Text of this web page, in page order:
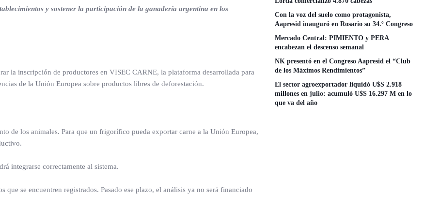
y sostener la participación de la ganadería argentina en los
la inscripción de productores en VISEC CARNE, la plataforma desarrollada para
de la Unión Europea sobre productos libres de deforestación.
de los animales. Para que un frigorífico pueda exportar carne a la Unión Europea,
integrarse correctamente al sistema.
se encuentren registrados. Pasado ese plazo, el análisis ya no será financiado
Con la voz del suelo como protagonista,
Aapresid inauguró en Rosario su 34.º Congreso
Mercado Central: PIMIENTO y PERA
encabezan el descenso semanal
NK presentó en el Congreso Aapresid el “Club
de los Máximos Rendimientos”
El sector agroexportador liquidó U$S 2.918
millones en julio: acumuló U$S 16.297 M en lo
que va del año